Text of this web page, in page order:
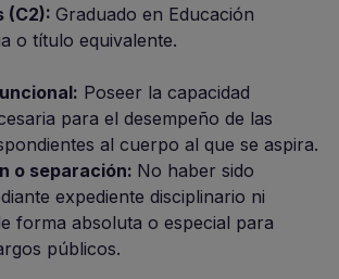
(C2): Graduado en Educación
o título equivalente.
Poseer la capacidad
para el desempeño de las
al cuerpo al que se aspira.
o separación: No haber sido
expediente disciplinario ni
forma absoluta o especial para
públicos.